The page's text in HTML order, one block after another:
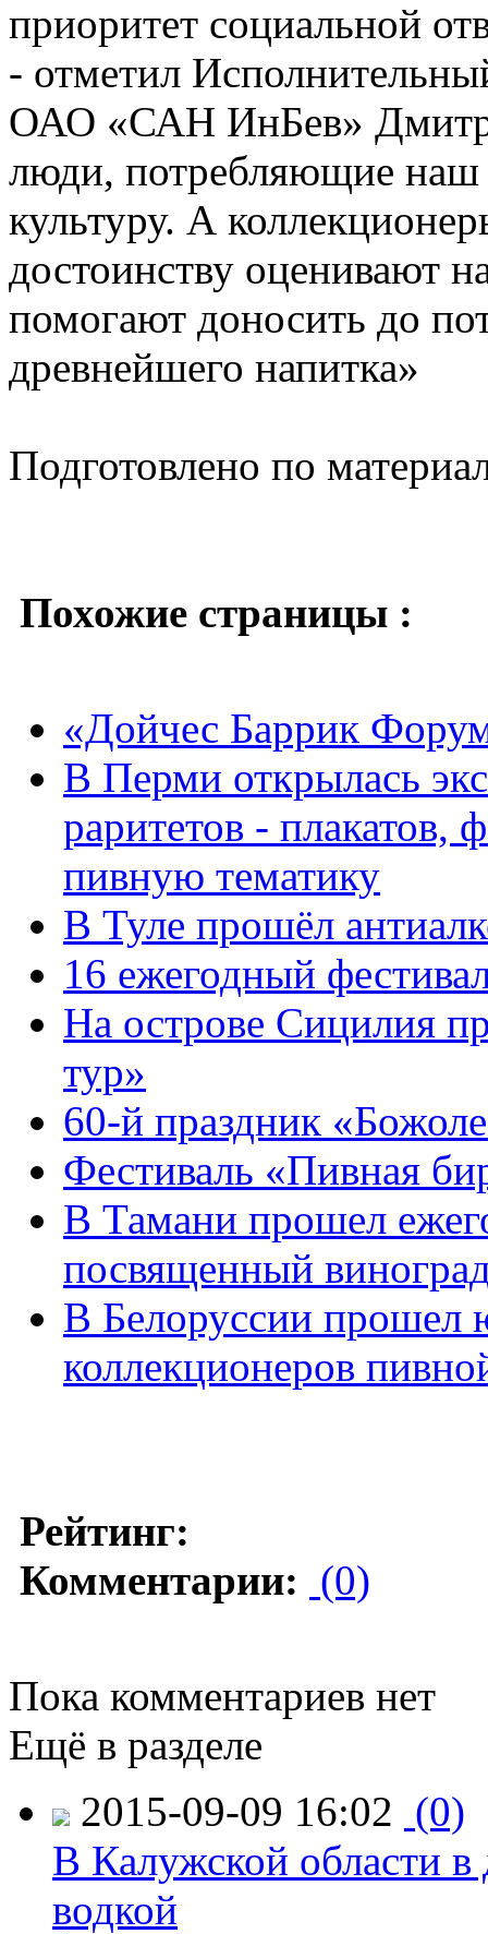
приоритет социальной
- отметил
ОАО «САН ИнБев»
люди, потребляющие наш
культуру. А
достоинству оценивают
помогают доносить до
древнейшего напитка»
Подготовлено по
Похожие страницы :
«Дойчес Баррик
В Перми открылась
раритетов - плакатов,
пивную тематику
В Туле прошёл
16 ежегодный
На острове Сицилия
тур»
60-й праздник
Фестиваль «Пивная
В Тамани прошел
посвященный
В Белоруссии прошел
коллекционеров
Рейтинг:
Комментарии: (0)
Пока комментариев нет
Ещё в разделе
2015-09-09 16:02 (0)
В Калужской области в
водкой